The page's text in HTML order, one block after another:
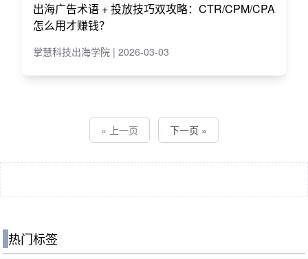
出海广告术语 + 投放技巧双攻略：CTR/CPM/CPA
怎么用才赚钱？
掌慧科技出海学院 | 2026-03-03
« 上一页 下一页 »
热门标签